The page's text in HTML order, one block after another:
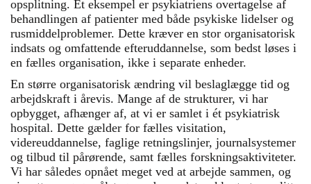
opsplitning. Et eksempel er psykiatriens overtagelse af
behandlingen af patienter med både psykiske lidelser og
rusmiddelproblemer. Dette kræver en stor organisatorisk
indsats og omfattende efteruddannelse, som bedst løses i
en fælles organisation, ikke i separate enheder.
En større organisatorisk ændring vil beslaglægge tid og
arbejdskraft i årevis. Mange af de strukturer, vi har
opbygget, afhænger af, at vi er samlet i ét psykiatrisk
hospital. Dette gælder for fælles visitation,
videreuddannelse, faglige retningslinjer, journalsystemer
og tilbud til pårørende, samt fælles forskningsaktiviteter.
Vi har således opnået meget ved at arbejde sammen, og